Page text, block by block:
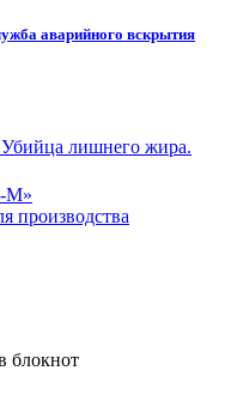
аварийного вскрытия
лишнего жира.
М»
производства
блокнот